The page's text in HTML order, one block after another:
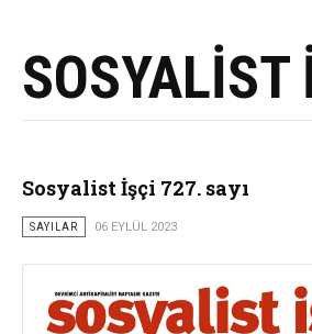
SOSYALİST
Sosyalist İşçi 727. sayı
SAYILAR 06 EYLÜL 2023